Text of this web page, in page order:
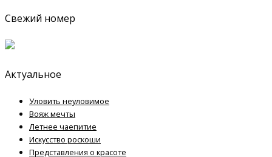
Свежий номер
Актуальное
Уловить неуловимое
Вояж мечты
Летнее чаепитие
Искусство роскоши
Представления о красоте